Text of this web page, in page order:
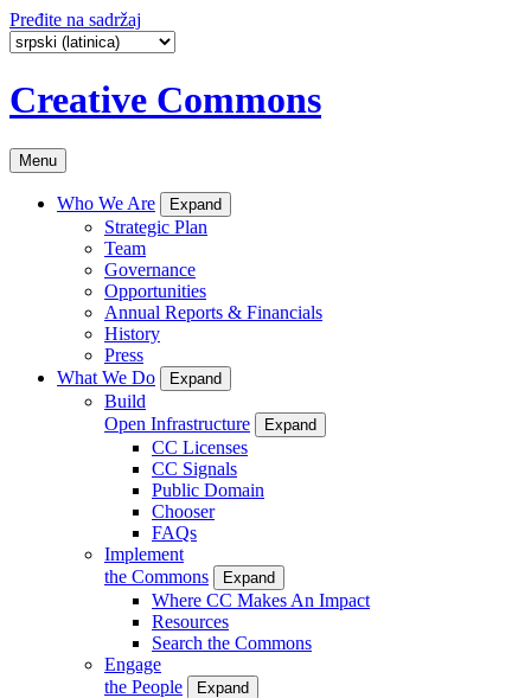
Pređite na sadržaj
Creative Commons
Menu
Who We Are Expand
Strategic Plan
Team
Governance
Opportunities
Annual Reports & Financials
History
Press
What We Do
Expand
Build
Open Infrastructure
Expand
CC Licenses
CC Signals
Public Domain
Chooser
FAQs
Implement
the Commons
Expand
Where CC Makes An Impact
Resources
Search the Commons
Engage
the People
Expand